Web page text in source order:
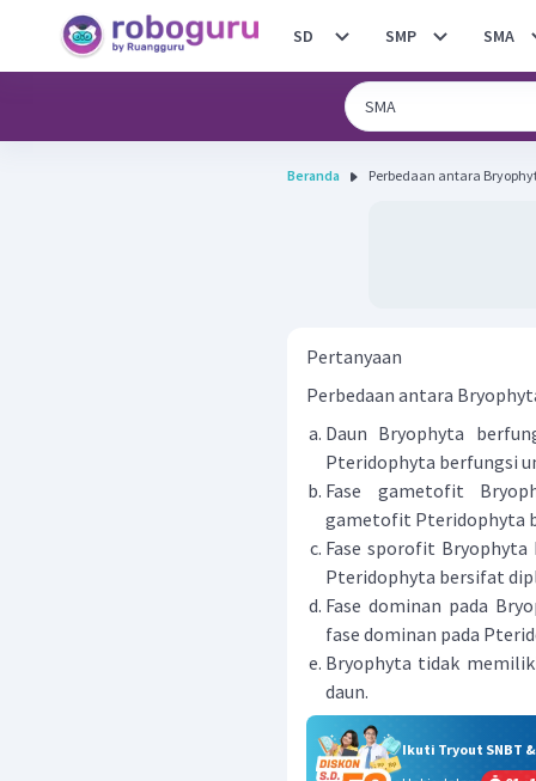
SD SMP SMA
Beranda Perbedaan antara
Pertanyaan
Perbedaan antara
Daun Bryophyta
Pteridophyta berfungsi
Fase gametofit
gametofit Pteridophyta
Fase sporofit
Pteridophyta bersifat
Fase dominan pada
fase dominan pada
Bryophyta tidak
daun.
Ikuti Tryout SNBT